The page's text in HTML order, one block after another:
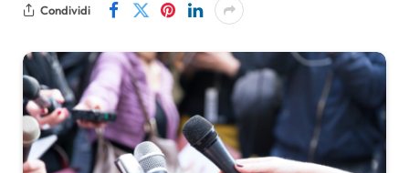
Condividi